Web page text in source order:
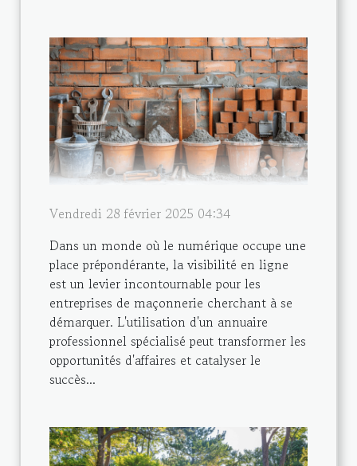
Vendredi 28 février 2025 04:34
Dans un monde où le numérique occupe une
place prépondérante, la visibilité en ligne
est un levier incontournable pour les
entreprises de maçonnerie cherchant à se
démarquer. L'utilisation d'un annuaire
professionnel spécialisé peut transformer les
opportunités d'affaires et catalyser le
succès...